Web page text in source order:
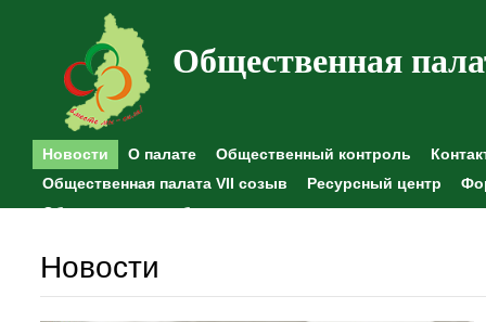
Общественная
Новости О палате Общественный контроль
Общественная палата VII созыв
Ресурсный центр
Общественные наблюдения
Новости